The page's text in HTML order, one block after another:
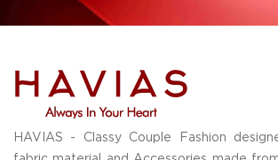
HAVIAS - Classy Couple Fashion